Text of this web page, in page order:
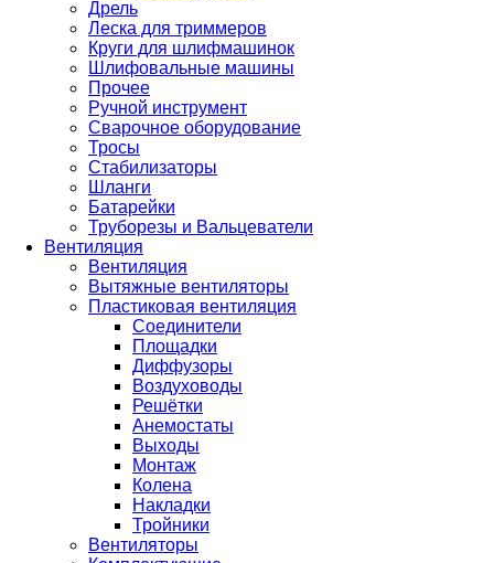
Дрель
Леска для триммеров
Круги для шлифмашинок
Шлифовальные машины
Прочее
Ручной инструмент
Сварочное оборудование
Тросы
Стабилизаторы
Шланги
Батарейки
Труборезы и Вальцеватели
Вентиляция
Вентиляция
Вытяжные вентиляторы
Пластиковая вентиляция
Соединители
Площадки
Диффузоры
Воздуховоды
Решётки
Анемостаты
Выходы
Монтаж
Колена
Накладки
Тройники
Вентиляторы